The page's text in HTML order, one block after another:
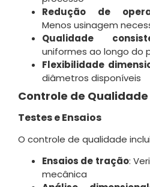
Redução de
Menos usinagem
Qualidade
uniformes ao longo do
Flexibilidade
diâmetros disponíveis
Controle de
Testes e Ensaios
O controle de qualidade
Ensaios de tração:
mecânica